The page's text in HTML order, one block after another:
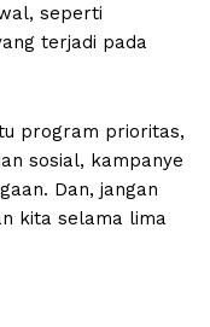
seperti
terjadi pada
program prioritas,
sosial, kampanye
Dan, jangan
kita selama lima